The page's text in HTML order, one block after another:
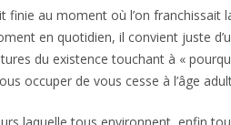
au moment où l’on franchissait
en quotidien, il convient juste
du existence touchant à «
occuper de vous cesse à l’âge